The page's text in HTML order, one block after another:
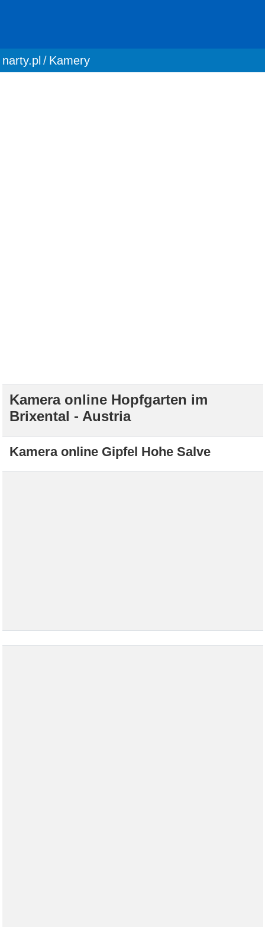
You are here:
narty.pl Kamery
Kamera online Hopfgarten im
Brixental - Austria
Kamera online Gipfel Hohe Salve